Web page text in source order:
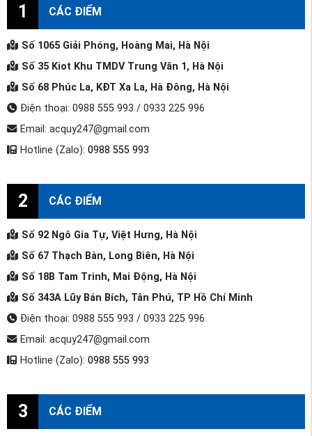
1 CÁC ĐIỂM
Số 1065 Giải Phóng, Hoàng Mai, Hà Nội
Số 35 Kiot Khu TMDV Trung Văn 1, Hà Nội
Số 68 Phúc La, KĐT Xa La, Hà Đông, Hà Nội
Điện thoại: 0988 555 993 / 0933 225 996
Email: acquy247@gmail.com
Hotline (Zalo): 0988 555 993
2 CÁC ĐIỂM
Số 92 Ngô Gia Tự, Việt Hưng, Hà Nội
Số 67 Thạch Bàn, Long Biên, Hà Nội
Số 18B Tam Trinh, Mai Động, Hà Nội
Số 343A Lũy Bán Bích, Tân Phú, TP Hồ Chí Minh
Điện thoại: 0988 555 993 / 0933 225 996
Email: acquy247@gmail.com
Hotline (Zalo): 0988 555 993
3 CÁC ĐIỂM